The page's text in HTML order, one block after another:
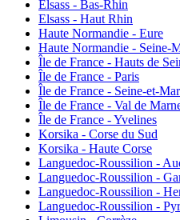
Elsass - Bas-Rhin
Elsass - Haut Rhin
Haute Normandie - Eure
Haute Normandie - Seine-
Île de France - Hauts de
Île de France - Paris
Île de France - Seine-et-
Île de France - Val de
Île de France - Yvelines
Korsika - Corse du Sud
Korsika - Haute Corse
Languedoc-Roussilion -
Languedoc-Roussilion -
Languedoc-Roussilion -
Languedoc-Roussilion -